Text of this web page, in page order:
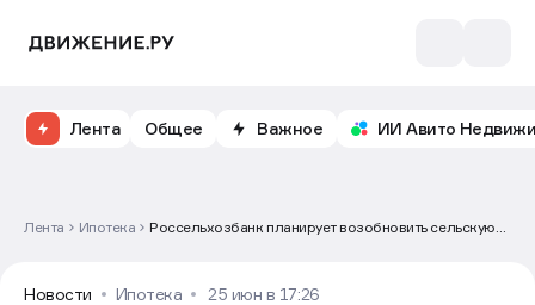
Лента Общее Важное ИИ Авито
Лента Ипотека
Россельхозбанк планирует возобновить сельскую
Новости Ипотека 25 июн в 17:26